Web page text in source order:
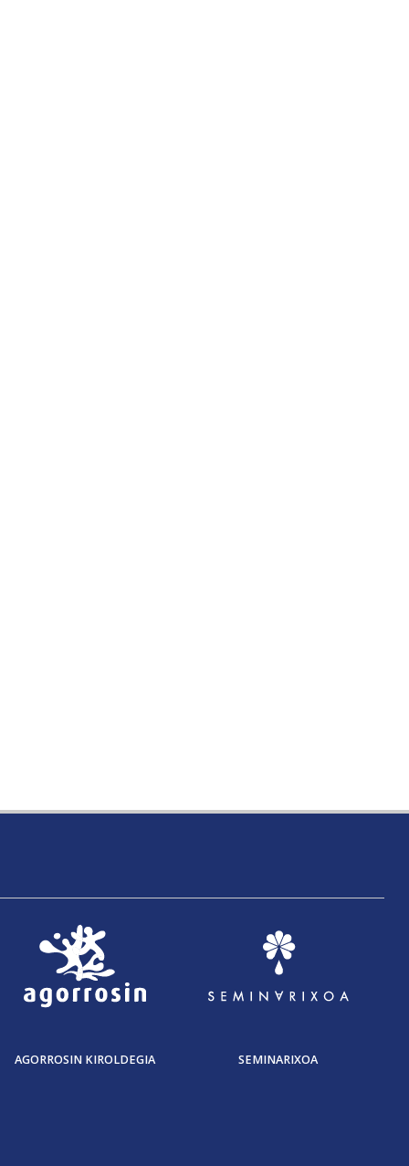
AGORROSIN KIROLDEGIA SEMINARIXOA